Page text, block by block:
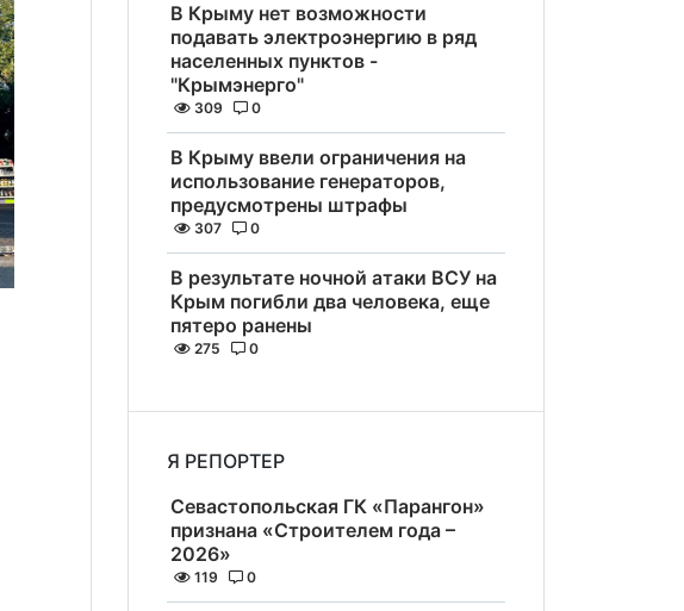
В Крыму нет возможности
подавать электроэнергию в ряд
населенных пунктов -
"Крымэнерго"
309 0
В Крыму ввели ограничения на
использование генераторов,
предусмотрены штрафы
307 0
В результате ночной атаки ВСУ на
Крым погибли два человека, еще
пятеро ранены
275 0
Я РЕПОРТЕР
Севастопольская ГК «Парангон»
признана «Строителем года –
2026»
119 0